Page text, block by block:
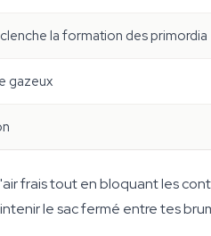
la formation des primordia
gazeux
frais tout en bloquant les
le sac fermé entre tes